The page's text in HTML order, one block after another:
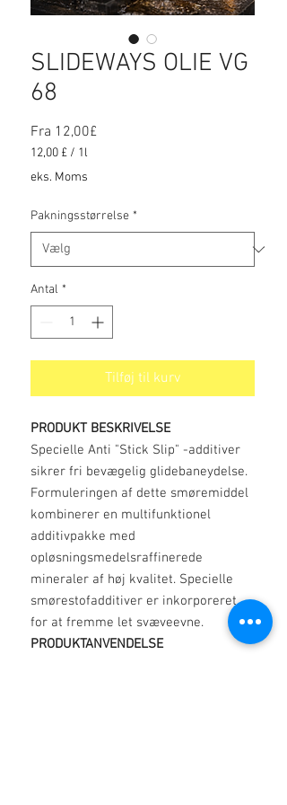
SLIDEWAYS OLIE VG
68
Fra 12,00£
12,00 £ / 1l
12,00 £
Liter
eks. Moms
Pakningsstørrelse *
Antal *
Tilføj til kurv
PRODUKT BESKRIVELSE
Specielle Anti "Stick Slip" -additiver
sikrer fri bevægelig glidebaneydelse.
Formuleringen af dette smøremiddel
kombinerer en multifunktionel
additivpakke med
opløsningsmedelsraffinerede
mineraler af høj kvalitet. Specielle
smørestofadditiver er inkorporeret
for at fremme let svæveevne.
PRODUKTANVENDELSE